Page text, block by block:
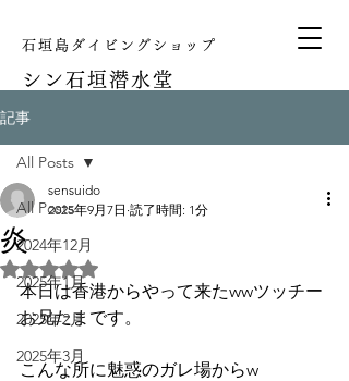
石垣島ダイビングショップ
シン石垣潜水堂
記事
All Posts
2024年12月
2025年1月
2025年2月
2025年3月
All Posts
炎
sensuido
2025年9月7日 読了時間: 1分
5つ星のうちNaNと評価されています。
本日は香港からやって来たwwツッチー
お兄たまです。
こんな所に魅惑のガレ場からw